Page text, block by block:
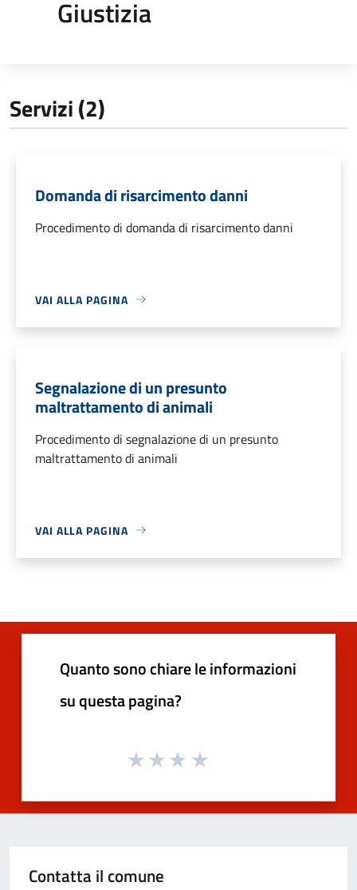
Giustizia
Servizi (2)
Domanda di risarcimento danni
Procedimento di domanda di risarcimento danni
VAI ALLA PAGINA
Segnalazione di un presunto
maltrattamento di animali
Procedimento di segnalazione di un presunto
maltrattamento di animali
VAI ALLA PAGINA
Quanto sono chiare le informazioni
su questa pagina?
Contatta il comune